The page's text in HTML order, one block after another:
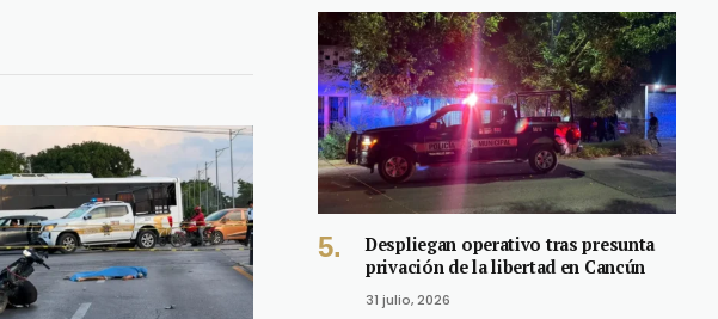
Despliegan operativo tras presunta
privación de la libertad en Cancún
31 julio, 2026